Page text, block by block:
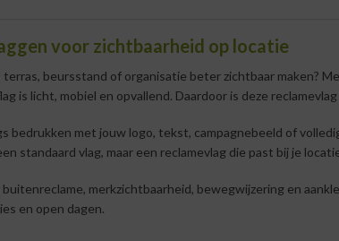
voor zichtbaarheid op locatie
beursstand of organisatie beter zichtbaar maken?
is licht, mobiel en opvallend. Daardoor is deze
bedrukken met jouw logo, tekst, campagnebeeld of
standaard vlag, maar een reclamevlag die past bij je
merkzichtbaarheid, bewegwijzering en
en open dagen.